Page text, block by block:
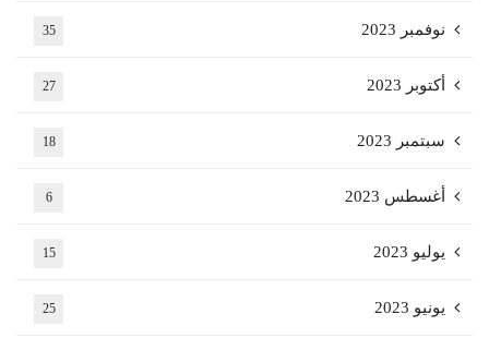
نوفمبر 2023 35
أكتوبر 2023 27
سبتمبر 2023 18
أغسطس 2023 6
يوليو 2023 15
يونيو 2023 25